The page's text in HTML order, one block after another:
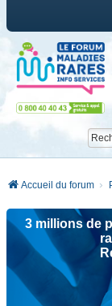
Accueil du forum
3 millions de